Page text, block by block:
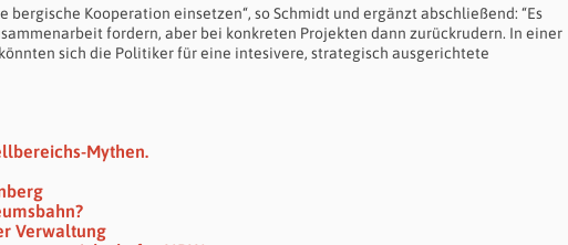
Kooperation einsetzen“, so Schmidt und ergänzt abschließend: “Es
fordern, aber bei konkreten Projekten dann zurückrudern. In einer
sich die Politiker für eine intesivere, strategisch ausgerichtete
Mythen.
Verwaltung